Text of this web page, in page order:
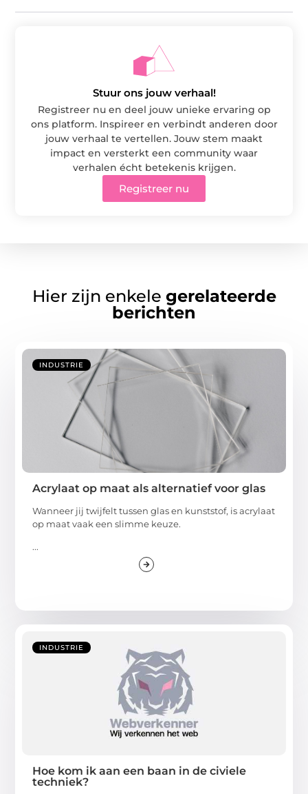
Stuur ons jouw verhaal!
Registreer nu en deel jouw unieke ervaring op
ons platform. Inspireer en verbindt anderen door
jouw verhaal te vertellen. Jouw stem maakt
impact en versterkt een community waar
verhalen écht betekenis krijgen.
Registreer nu
Hier zijn enkele gerelateerde
berichten
INDUSTRIE
Acrylaat op maat als alternatief voor glas
Wanneer jij twijfelt tussen glas en kunststof, is acrylaat
op maat vaak een slimme keuze.
...
INDUSTRIE
Hoe kom ik aan een baan in de civiele
techniek?